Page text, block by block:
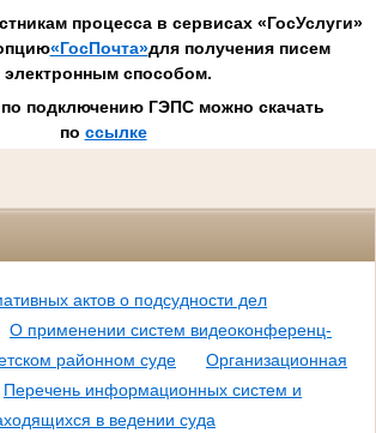
процесса в сервисах «ГосУслуги»
«ГосПочта»для получения писем
электронным способом.
подключению ГЭПС можно скачать
по ссылке
актов о подсудности дел
О применении систем видеоконференц-
районном суде
Организационная
Перечень информационных систем и
в ведении суда